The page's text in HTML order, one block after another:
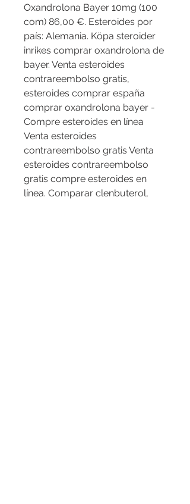
Oxandrolona Bayer 10mg (100
com) 86,00 €. Esteroides por
país: Alemania. Köpa steroider
inrikes comprar oxandrolona de
bayer. Venta esteroides
contrareembolso gratis,
esteroides comprar españa
comprar oxandrolona bayer -
Compre esteroides en línea
Venta esteroides
contrareembolso gratis Venta
esteroides contrareembolso
gratis compre esteroides en
línea. Comparar clenbuterol,